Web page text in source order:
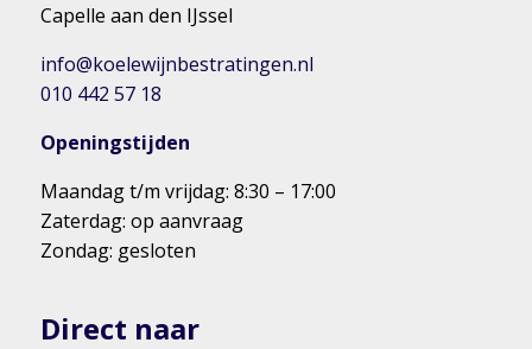
Capelle aan den IJssel
info@koelewijnbestratingen.nl
010 442 57 18
Openingstijden
Maandag t/m vrijdag: 8:30 – 17:00
Zaterdag: op aanvraag
Zondag: gesloten
Direct naar